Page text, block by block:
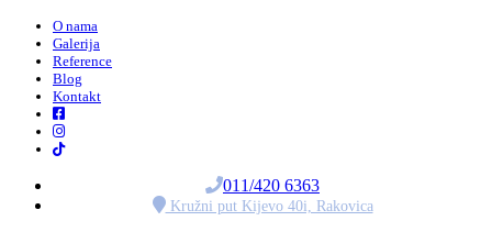
O nama
Galerija
Reference
Blog
Kontakt
011/420 6363
Kružni put Kijevo 40i, Rakovica